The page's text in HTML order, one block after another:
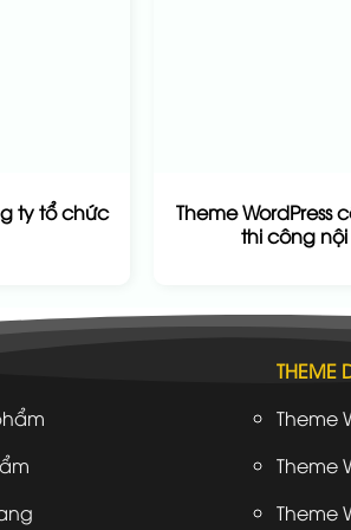
ty tổ chức
Theme WordPress
thi công
THEME
Theme
Theme
Theme